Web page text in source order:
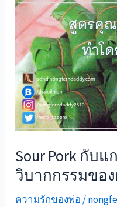
Sour Pork กับ
วิบากกรรมขอ
ความรักของพ่อ /